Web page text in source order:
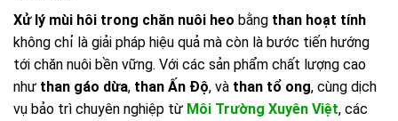
Xử lý mùi hôi trong chăn nuôi heo bằng than hoạt tính
không chỉ là giải pháp hiệu quả mà còn là bước tiến hướng
tới chăn nuôi bền vững. Với các sản phẩm chất lượng cao
như than gáo dừa, than Ấn Độ, và than tổ ong, cùng dịch
vụ bảo trì chuyên nghiệp từ Môi Trường Xuyên Việt, các